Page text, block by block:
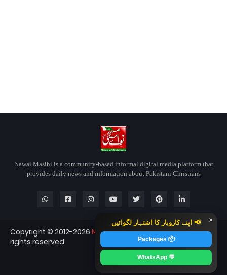
× 📢 اپنے کاروبار کا اشتہار لگوائیں
📦 Packages
💬 WhatsApp
Nawai Masihi is a community-based informal digital media platform that
provides daily news and information about Pakistani Christians
Copyright © 2012-2026 Nawai MasihiNawai Masihi — All
rights reserved
Blogger Templates CopyBloggerThemes.com
Home
About
Contact